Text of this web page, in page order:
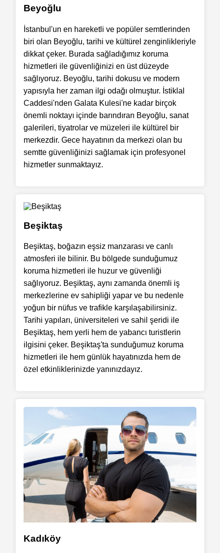
Beyoğlu
İstanbul'un en hareketli ve popüler semtlerinden
biri olan Beyoğlu, tarihi ve kültürel zenginlikleriyle
dikkat çeker. Burada sağladığımız koruma
hizmetleri ile güvenliğinizi en üst düzeyde
sağlıyoruz. Beyoğlu, tarihi dokusu ve modern
yapısıyla her zaman ilgi odağı olmuştur. İstiklal
Caddesi'nden Galata Kulesi'ne kadar birçok
önemli noktayı içinde barındıran Beyoğlu, sanat
galerileri, tiyatrolar ve müzeleri ile kültürel bir
merkezdir. Gece hayatının da merkezi olan bu
semtte güvenliğinizi sağlamak için profesyonel
hizmetler sunmaktayız.
Beşiktaş
Beşiktaş, boğazın eşsiz manzarası ve canlı
atmosferi ile bilinir. Bu bölgede sunduğumuz
koruma hizmetleri ile huzur ve güvenliği
sağlıyoruz. Beşiktaş, aynı zamanda önemli iş
merkezlerine ev sahipliği yapar ve bu nedenle
yoğun bir nüfus ve trafikle karşılaşabilirsiniz.
Tarihi yapıları, üniversiteleri ve sahil şeridi ile
Beşiktaş, hem yerli hem de yabancı turistlerin
ilgisini çeker. Beşiktaş'ta sunduğumuz koruma
hizmetleri ile hem günlük hayatınızda hem de
özel etkinliklerinizde yanınızdayız.
Kadıköy